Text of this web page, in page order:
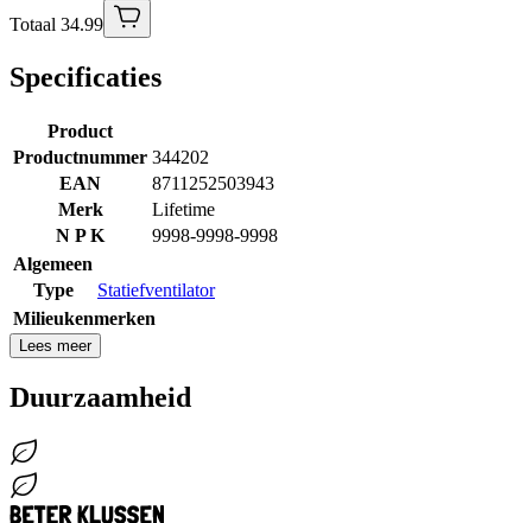
Totaal 34.99
Specificaties
Product
Productnummer 344202
EAN
8711252503943
Merk
Lifetime
N P K
9998-9998-9998
Algemeen
Type
Statiefventilator
Milieukenmerken
Lees meer
Duurzaamheid